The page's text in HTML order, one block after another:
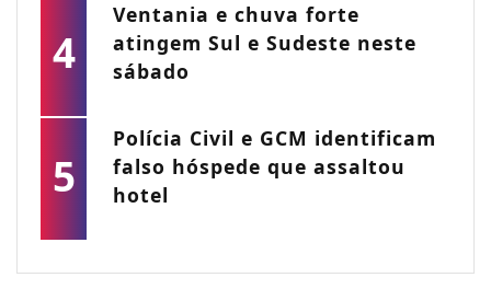
4
Ventania e chuva forte
atingem Sul e Sudeste neste
sábado
5
Polícia Civil e GCM identificam
falso hóspede que assaltou
hotel